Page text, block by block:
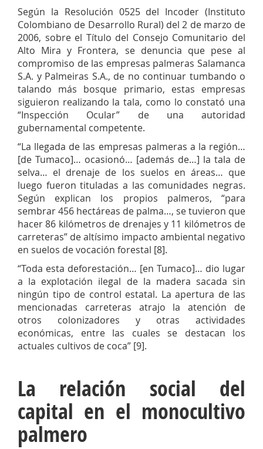
Según la Resolución 0525 del Incoder (Instituto
Colombiano de Desarrollo Rural) del 2 de marzo de
2006, sobre el Título del Consejo Comunitario del
Alto Mira y Frontera, se denuncia que pese al
compromiso de las empresas palmeras Salamanca
S.A. y Palmeiras S.A., de no continuar tumbando o
talando más bosque primario, estas empresas
siguieron realizando la tala, como lo constató una
“Inspección Ocular” de una autoridad
gubernamental competente.
“La llegada de las empresas palmeras a la región…
[de Tumaco]… ocasionó… [además de…] la tala de
selva… el drenaje de los suelos en áreas… que
luego fueron tituladas a las comunidades negras.
Según explican los propios palmeros, “para
sembrar 456 hectáreas de palma…, se tuvieron que
hacer 86 kilómetros de drenajes y 11 kilómetros de
carreteras” de altísimo impacto ambiental negativo
en suelos de vocación forestal [8].
“Toda esta deforestación… [en Tumaco]… dio lugar
a la explotación ilegal de la madera sacada sin
ningún tipo de control estatal. La apertura de las
mencionadas carreteras atrajo la atención de
otros colonizadores y otras actividades
económicas, entre las cuales se destacan los
actuales cultivos de coca” [9].
La relación social del
capital en el monocultivo
palmero